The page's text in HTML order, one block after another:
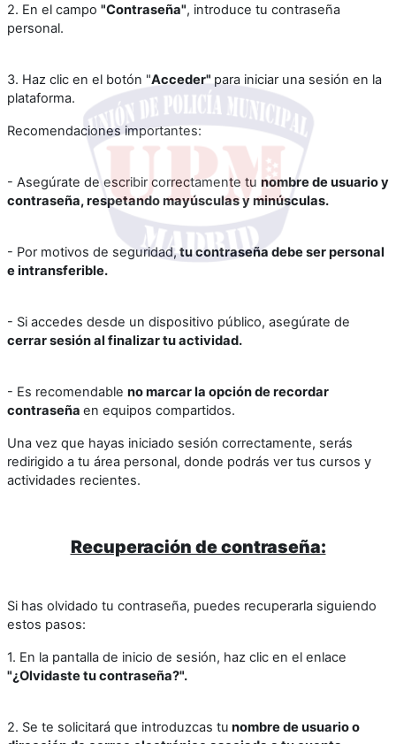
2. En el campo "Contraseña", introduce tu contraseña
personal.
3. Haz clic en el botón "Acceder" para iniciar una sesión en la
plataforma.
Recomendaciones importantes:
- Asegúrate de escribir correctamente tu nombre de usuario y
contraseña, respetando mayúsculas y minúsculas.
- Por motivos de seguridad,tu contraseña debe ser personal
e intransferible.
- Si accedes desde un dispositivo público, asegúrate de
cerrar sesión al finalizar tu actividad.
- Es recomendable no marcar la opción de recordar
contraseña en equipos compartidos.
Una vez que hayas iniciado sesión correctamente, serás
redirigido a tu área personal, donde podrás ver tus cursos y
actividades recientes.
Recuperación de contraseña:
Si has olvidado tu contraseña, puedes recuperarla siguiendo
estos pasos:
1. En la pantalla de inicio de sesión, haz clic en el enlace
"¿Olvidaste tu contraseña?".
2. Se te solicitará que introduzcas tu nombre de usuario o